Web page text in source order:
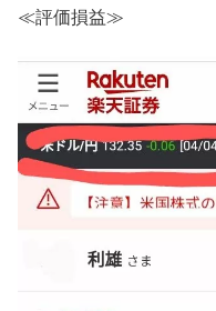
≪評価損益≫